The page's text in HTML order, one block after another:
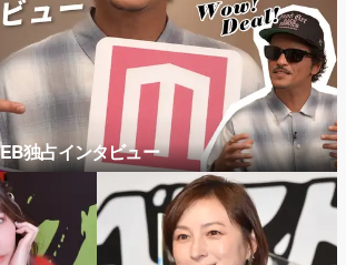
独占インタビュー